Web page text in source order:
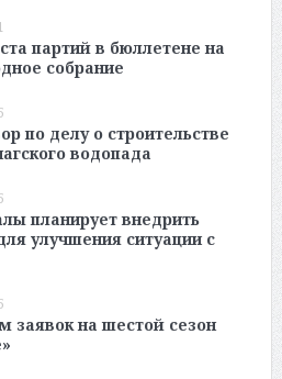
партий в бюллетене на
собрание
по делу о строительстве
водопада
планирует внедрить
улучшения ситуации с
заявок на шестой сезон